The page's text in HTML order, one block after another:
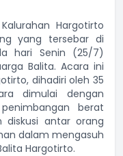
Hargotirto
yang tersebar di
hari Senin (25/7)
Balita. Acara ini
dihadiri oleh 35
dimulai dengan
berat
diskusi antar orang
dalam mengasuh
Hargotirto.